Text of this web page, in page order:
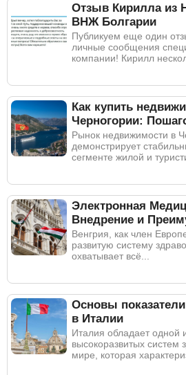
Отзыв Кирилла из
ВНЖ Болгарии
Публикуем еще один
личные сообщения
компании! Кирилл
Как купить
Черногории:
Рынок недвижимости в
демонстрирует
сегменте жилой и
Электронная
Внедрение и
Венгрия, как член
развитую систему
охватывает всё...
Основы
в Италии
Италия обладает одной
высокоразвитых систем
мире, которая